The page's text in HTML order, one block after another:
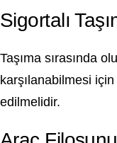
Sigortalı
Taşıma sırasında
karşılanabilmesi
edilmelidir.